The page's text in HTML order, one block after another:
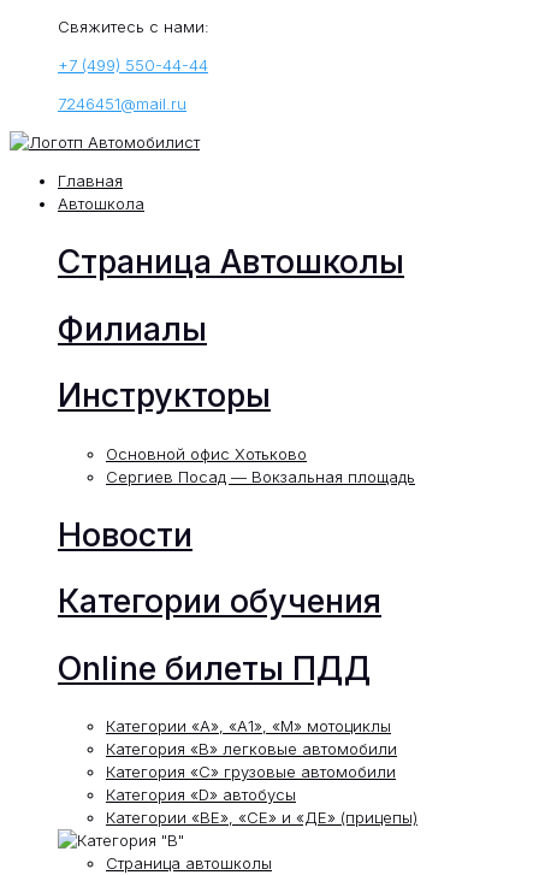
Свяжитесь с нами:
+7 (499) 550-44-44
7246451@mail.ru
Главная
Автошкола
Страница Автошколы
Филиалы
Инструкторы
Основной офис Хотьково
Сергиев Посад — Вокзальная площадь
Новости
Категории обучения
Online билеты ПДД
Категории «А», «А1», «М» мотоциклы
Категория «В» легковые автомобили
Категория «С» грузовые автомобили
Категория «D» автобусы
Категории «ВЕ», «СЕ» и «ДЕ» (прицепы)
Страница автошколы